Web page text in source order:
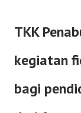
TKK
kegiatan
bagi